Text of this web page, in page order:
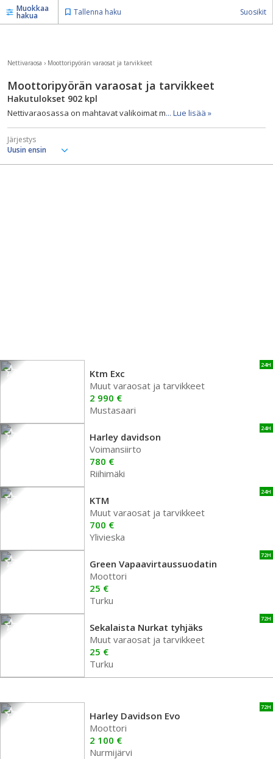
Muokkaa
hakua Tallenna haku Suosikit
Nettivaraosa › Moottoripyörän varaosat ja tarvikkeet
Moottoripyörän varaosat ja tarvikkeet
Hakutulokset 902 kpl
Nettivaraosassa on mahtavat valikoimat m... Lue lisää »
Järjestys
24H
Ktm Exc
Muut varaosat ja tarvikkeet
2 990 €
Mustasaari
24H
Harley davidson
Voimansiirto
780 €
Riihimäki
24H
KTM
Muut varaosat ja tarvikkeet
700 €
Ylivieska
72H
Green Vapaavirtaussuodatin
Moottori
25 €
Turku
72H
Sekalaista Nurkat tyhjäks
Muut varaosat ja tarvikkeet
25 €
Turku
72H
Harley Davidson Evo
Moottori
2 100 €
Nurmijärvi